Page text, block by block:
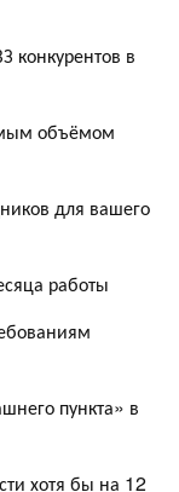
конкурентов в
объёмом
для вашего
работы
пункта» в
хотя бы на 12